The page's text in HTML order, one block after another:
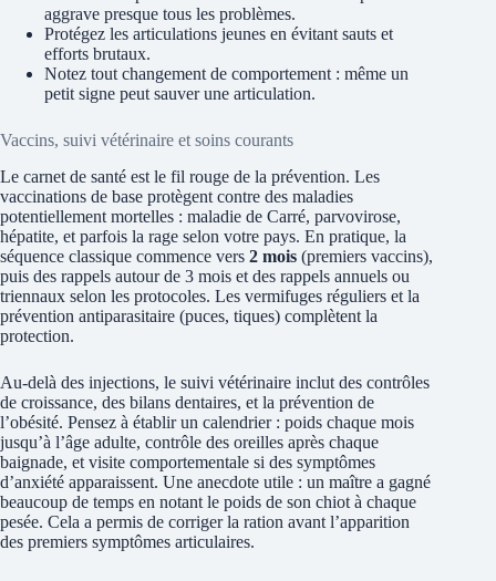
aggrave presque tous les problèmes.
Protégez les articulations jeunes en évitant sauts et
efforts brutaux.
Notez tout changement de comportement : même un
petit signe peut sauver une articulation.
Vaccins, suivi vétérinaire et soins courants
Le carnet de santé est le fil rouge de la prévention. Les
vaccinations de base protègent contre des maladies
potentiellement mortelles : maladie de Carré, parvovirose,
hépatite, et parfois la rage selon votre pays. En pratique, la
séquence classique commence vers 2 mois (premiers vaccins),
puis des rappels autour de 3 mois et des rappels annuels ou
triennaux selon les protocoles. Les vermifuges réguliers et la
prévention antiparasitaire (puces, tiques) complètent la
protection.
Au-delà des injections, le suivi vétérinaire inclut des contrôles
de croissance, des bilans dentaires, et la prévention de
l’obésité. Pensez à établir un calendrier : poids chaque mois
jusqu’à l’âge adulte, contrôle des oreilles après chaque
baignade, et visite comportementale si des symptômes
d’anxiété apparaissent. Une anecdote utile : un maître a gagné
beaucoup de temps en notant le poids de son chiot à chaque
pesée. Cela a permis de corriger la ration avant l’apparition
des premiers symptômes articulaires.